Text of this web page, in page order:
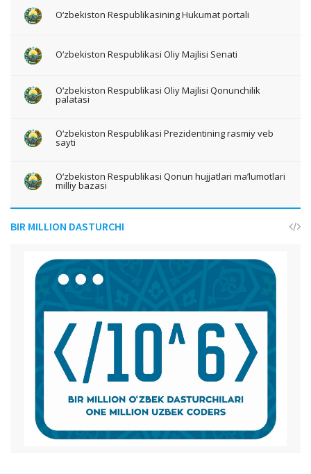
O‘zbekiston Respublikasining Hukumat portali
O‘zbekiston Respublikasi Oliy Majlisi Senati
O‘zbekiston Respublikasi Oliy Majlisi Qonunchilik
palatasi
O‘zbekiston Respublikasi Prezidentining rasmiy veb
sayti
O‘zbekiston Respublikasi Qonun hujjatlari ma’lumotlari
milliy bazasi
BIR MILLION DASTURCHI